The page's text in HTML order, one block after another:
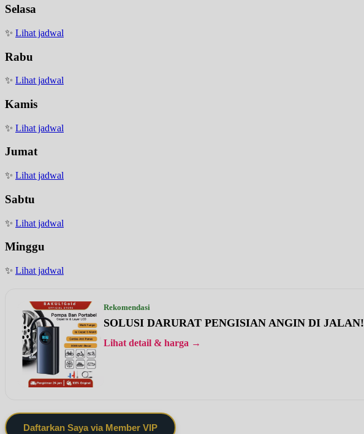
Selasa
✨ Lihat jadwal
Rabu
✨ Lihat jadwal
Kamis
✨ Lihat jadwal
Jumat
✨ Lihat jadwal
Sabtu
✨ Lihat jadwal
Minggu
✨ Lihat jadwal
Rekomendasi
SOLUSI DARURAT PENGISIAN ANGIN DI JALAN!
Lihat detail & harga →
Daftarkan Saya via Member VIP